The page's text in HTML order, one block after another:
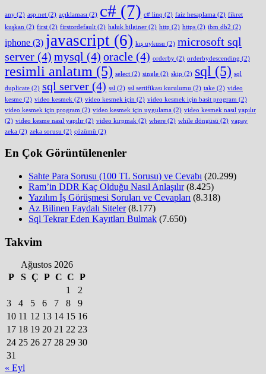
any (2) asp.net (2) açıklaması (2) c# (7) c# linq (2) faiz hesaplama (2) fikret
kuşkan (2) first (2) firstordefault (2) haluk bilginer (2) http (2) https (2) ibm db2 (2)
iphone (3) javascript (6) kış uykusu (2) microsoft sql
server (4) mysql (4) oracle (4) orderby (2) orderbydescending (2)
resimli anlatım (5) select (2) single (2) skip (2) sql (5) sql
duplicate (2) sql server (4) ssl (2) ssl sertifikası kurulumu (2) take (2) video
kesme (2) video kesmek (2) video kesmek için (2) video kesmek için basit program (2)
video kesmek için program (2) video kesmek için uygulama (2) video kesmek nasıl yapılır
(2) video kesme nasıl yapılır (2) video kırpmak (2) where (2) while döngüsü (2) yapay
zeka (2) zeka sorusu (2) çözümü (2)
En Çok Görüntülenenler
Sahte Para Sorusu (100 TL Sorusu) ve Cevabı (20.299)
Ram’in DDR Kaç Olduğu Nasıl Anlaşılır (8.425)
Yazılım İş Görüşmesi Soruları ve Cevapları (8.318)
Az Bilinen Faydalı Siteler (8.177)
Sql Tekrar Eden Kayıtları Bulmak (7.650)
Takvim
Ağustos 2026
P
S Ç P C C P
1
2
3
4 5 6 7 8
9
10 11 12 13 14 15 16
17 18 19 20 21 22 23
24 25 26 27 28 29 30
31
« Eyl